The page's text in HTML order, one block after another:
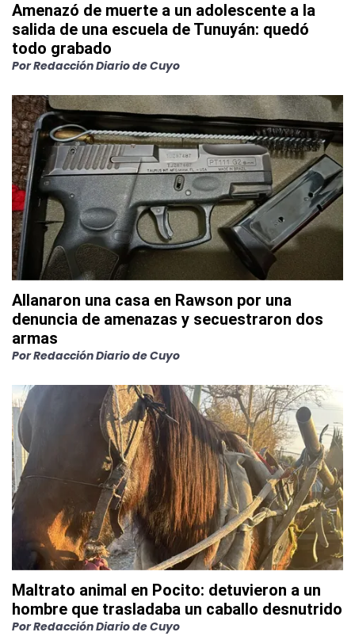
Amenazó de muerte a un adolescente a la
salida de una escuela de Tunuyán: quedó
todo grabado
PorRedacción Diario de Cuyo
Allanaron una casa en Rawson por una
denuncia de amenazas y secuestraron dos
armas
PorRedacción Diario de Cuyo
Maltrato animal en Pocito: detuvieron a un
hombre que trasladaba un caballo desnutrido
PorRedacción Diario de Cuyo